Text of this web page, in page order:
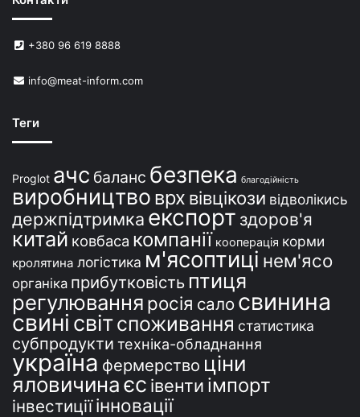
й
У
р
ї
+380 96 619 8888
info@meat-inform.com
Теги
Proglot ачс баланс безпека благодійність
виробництво врх вівцікози відволікись
держпідтримка експорт здоров'я
китай ковбаса компанії кооперація корми
кролятина логістика м'ясоптиці нем'ясо
органіка прибутковість птиця
регулювання росія сало свинина
свині світспоживання статистика
субпродукти техніка-обладнання
україна фермерство ціни
яловичинаєс івенти імпорт
інвестиції інновації